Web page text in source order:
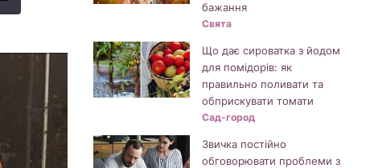
бажання
Свята
Що дає сироватка з йодом
для помідорів: як
правильно поливати та
обприскувати томати
Сад-город
Звичка постійно
обговорювати проблеми з